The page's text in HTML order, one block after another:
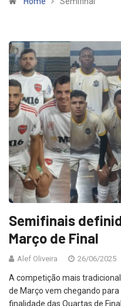
Home Semifinal
Semifinais
Março de Final
Alef Oliveira 26/06/2025
A competição mais
de Março vem chegando